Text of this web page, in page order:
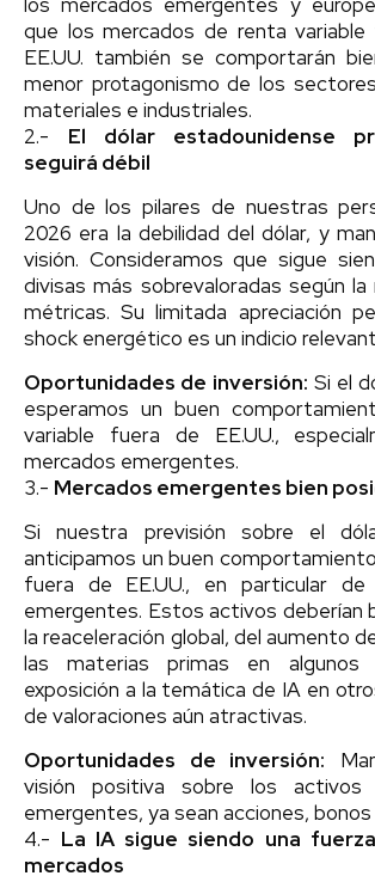
que los mercados de renta
EE.UU. también se comportarán
menor protagonismo de los
materiales e industriales.
2.- El dólar estadounidense
seguirá débil
Uno de los pilares de nuestras
2026 era la debilidad del dólar, y
visión. Consideramos que sigue
divisas más sobrevaloradas según
métricas. Su limitada apreciación
shock energético es un indicio
Oportunidades de inversión: Si el
esperamos un buen
variable fuera de EE.UU.,
mercados emergentes.
3.- Mercados emergentes bien
Si nuestra previsión sobre el
anticipamos un buen
fuera de EE.UU., en particular de
emergentes. Estos activos deberían
la reaceleración global, del aumento
las materias primas en
exposición a la temática de IA en
de valoraciones aún atractivas.
Oportunidades de inversión:
visión positiva sobre los activos
emergentes, ya sean acciones, bonos
4.- La IA sigue siendo una
mercados